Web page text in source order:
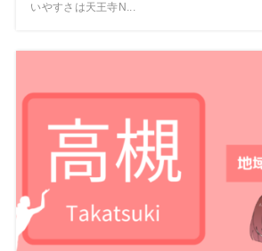
いやすさは天王寺N...